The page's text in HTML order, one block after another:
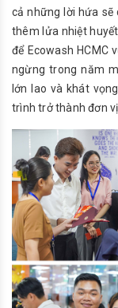
cả những lời hứa sẽ
thêm lửa nhiệt
để Ecowash HCMC
ngừng trong năm
lớn lao và khát
trình trở thành đơn